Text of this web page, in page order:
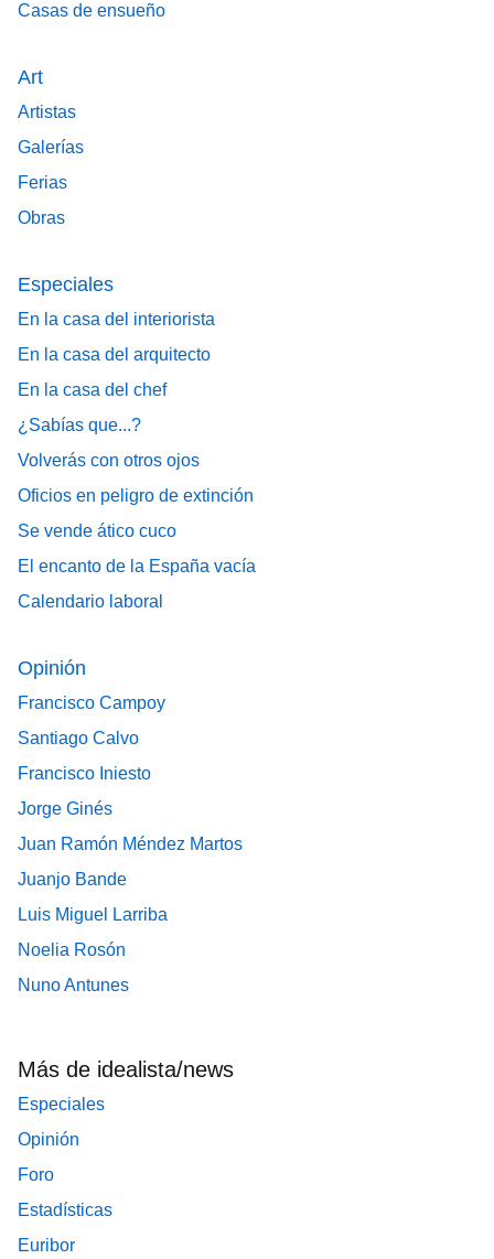
Casas de ensueño
Art
Artistas
Galerías
Ferias
Obras
Especiales
En la casa del interiorista
En la casa del arquitecto
En la casa del chef
¿Sabías que...?
Volverás con otros ojos
Oficios en peligro de extinción
Se vende ático cuco
El encanto de la España vacía
Calendario laboral
Opinión
Francisco Campoy
Santiago Calvo
Francisco Iniesto
Jorge Ginés
Juan Ramón Méndez Martos
Juanjo Bande
Luis Miguel Larriba
Noelia Rosón
Nuno Antunes
Más de idealista/news
Especiales
Opinión
Foro
Estadísticas
Euribor